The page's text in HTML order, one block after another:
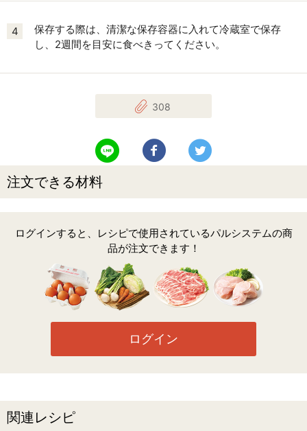
4
保存する際は、清潔な保存容器に入れて冷蔵室で保存
し、2週間を目安に食べきってください。
308
LINEで送る Facebookでシェアする
注文できる材料
ログインすると、レシピで使用されているパルシステムの商
品が注文できます！
ログイン
関連レシピ